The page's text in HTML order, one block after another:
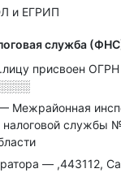
и ЕГРИП
служба
присвоен ОГРН
Межрайонная
налоговой службы
— ,443112,